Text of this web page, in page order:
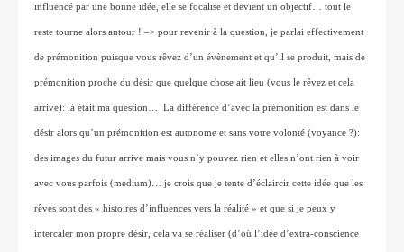
influencé par une bonne idée, elle se focalise et devient un objectif… tout le
reste tourne alors autour ! –> pour revenir à la question, je parlai effectivement
de prémonition puisque vous rêvez d’un évènement et qu’il se produit, mais de
prémonition proche du désir que quelque chose ait lieu (vous le rêvez et cela
arrive): là était ma question…  La différence d’avec la prémonition est dans le
désir alors qu’un prémonition est autonome et sans votre volonté (voyance ?):
des images du futur arrive mais vous n’y pouvez rien et elles n’ont rien à voir
avec vous parfois (medium)… je crois que je tente d’éclaircir cette idée que les
rêves sont des « histoires d’influences vers la réalité » et que si je peux y
intercaler mon propre désir, cela va se réaliser (d’où l’idée d’extra-conscience